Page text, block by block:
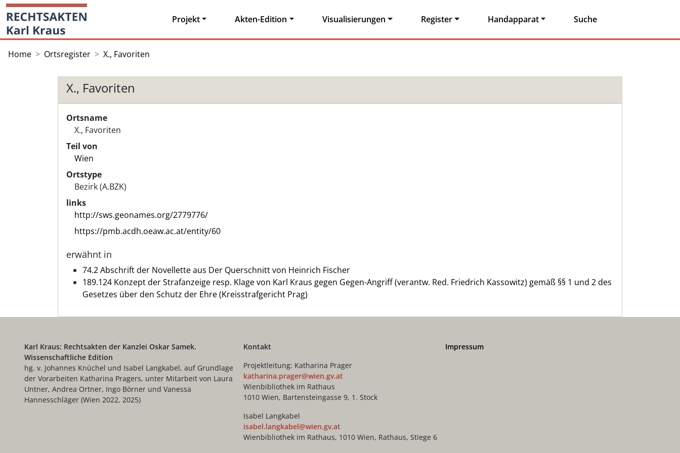
Skip
content
Startseite
Projekt Akten-Edition Visualisierungen Register Handapparat Suche
Home Ortsregister X., Favoriten
X., Favoriten
Ortsname
X., Favoriten
Teil von
Wien
Ortstype
Bezirk (A.BZK)
links
http://sws.geonames.org/2779776/
https://pmb.acdh.oeaw.ac.at/entity/60
erwähnt in
74.2 Abschrift der Novellette aus Der Querschnitt von Heinrich Fischer
189.124 Konzept der Strafanzeige resp. Klage von Karl Kraus gegen Gegen-Angriff (verantw. Red. Friedrich Kassowitz) gemäß §§ 1 und 2 des
Gesetzes über den Schutz der Ehre (Kreisstrafgericht Prag)
Karl Kraus: Rechtsakten der Kanzlei Oskar Samek.
Wissenschaftliche Edition
hg. v. Johannes Knüchel und Isabel Langkabel, auf Grundlage
der Vorarbeiten Katharina Pragers, unter Mitarbeit von Laura
Untner, Andrea Ortner, Ingo Börner und Vanessa
Hannesschläger (Wien 2022, 2025)
Kontakt
Projektleitung: Katharina Prager
katharina.prager@wien.gv.at
Wienbibliothek im Rathaus
1010 Wien, Bartensteingasse 9, 1. Stock
Isabel Langkabel
isabel.langkabel@wien.gv.at
Wienbibliothek im Rathaus, 1010 Wien, Rathaus, Stiege 6
Impressum